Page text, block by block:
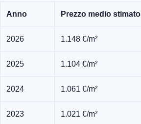
Anno Prezzo medio stimato
2026 1.148 €/m²
2025 1.104 €/m²
2024 1.061 €/m²
2023 1.021 €/m²